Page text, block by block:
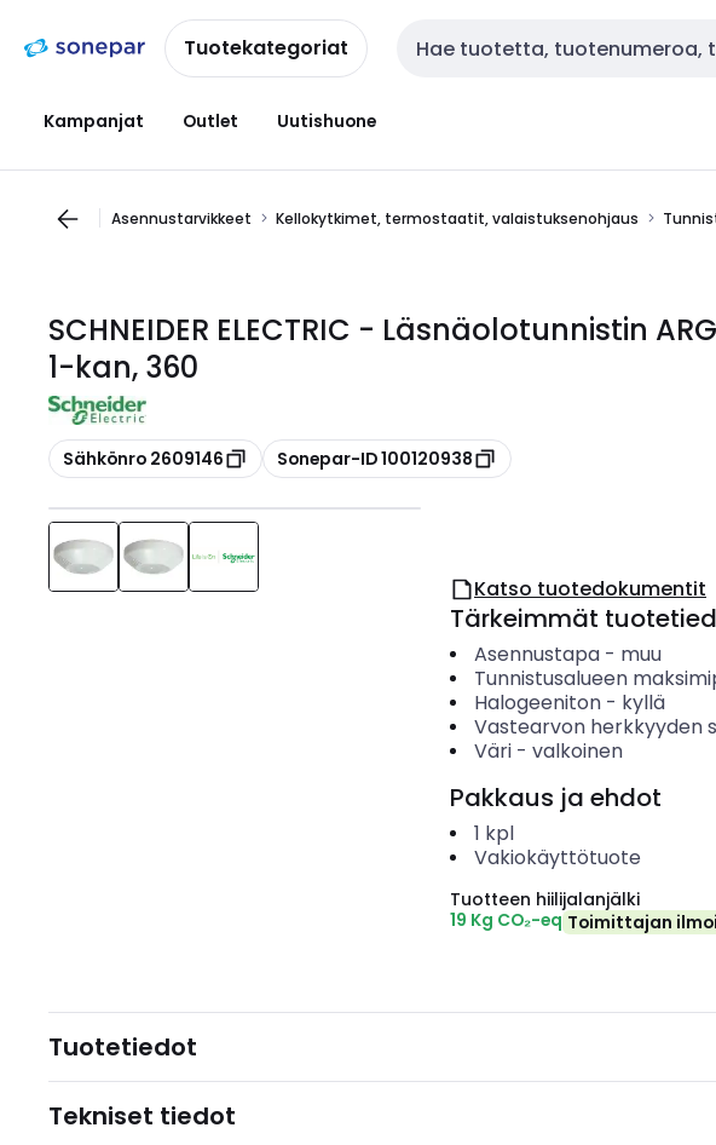
navigointiinsisältöönTuotekategoriat Haku
Kampanjat Outlet Uutishuone
Asennustarvikkeet Kellokytkimet, termostaatit, valaistuksenohjaus
SCHNEIDER ELECTRIC - Läsnäolotunnistin
1-kan, 360
Kopioi
Sähkönro 2609146 Kopioi
Sonepar-ID 100120938
Katso tuotedokumentit
Tärkeimmät
Asennustapa- muu
Tunnistusalueen
Halogeeniton- kyllä
Vastearvon herkkyyden
Väri- valkoinen
Pakkaus ja ehdot
1 kpl
Vakiokäyttötuote
Tuotteen hiilijalanjälki
19 Kg CO₂-eq Toimittajan
Tuotetiedot
Tekniset tiedot